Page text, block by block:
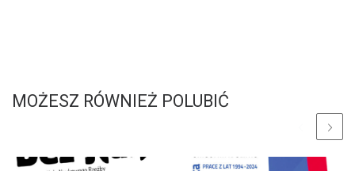
MOŻESZ RÓWNIEŻ POLUBIĆ